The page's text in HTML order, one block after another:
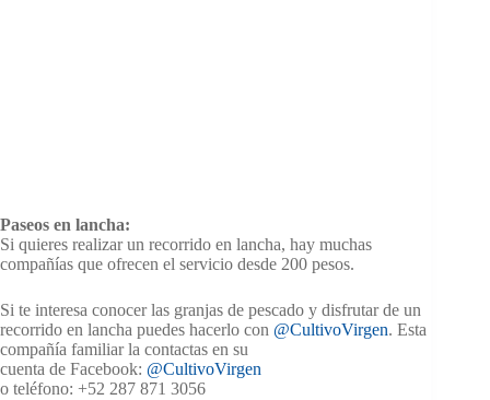
Paseos en lancha:
Si quieres realizar un recorrido en lancha, hay muchas
compañías que ofrecen el servicio desde 200 pesos.
Si te interesa conocer las granjas de pescado y disfrutar de un
recorrido en lancha puedes hacerlo con @CultivoVirgen. Esta
compañía familiar la contactas en su
cuenta de Facebook: @CultivoVirgen
o teléfono: +52 287 871 3056